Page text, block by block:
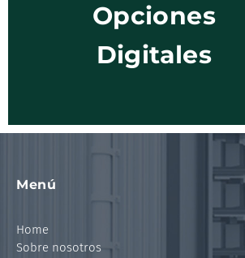
Opciones
Digitales
Ver Opciones
Menú
Home
Sobre nosotros